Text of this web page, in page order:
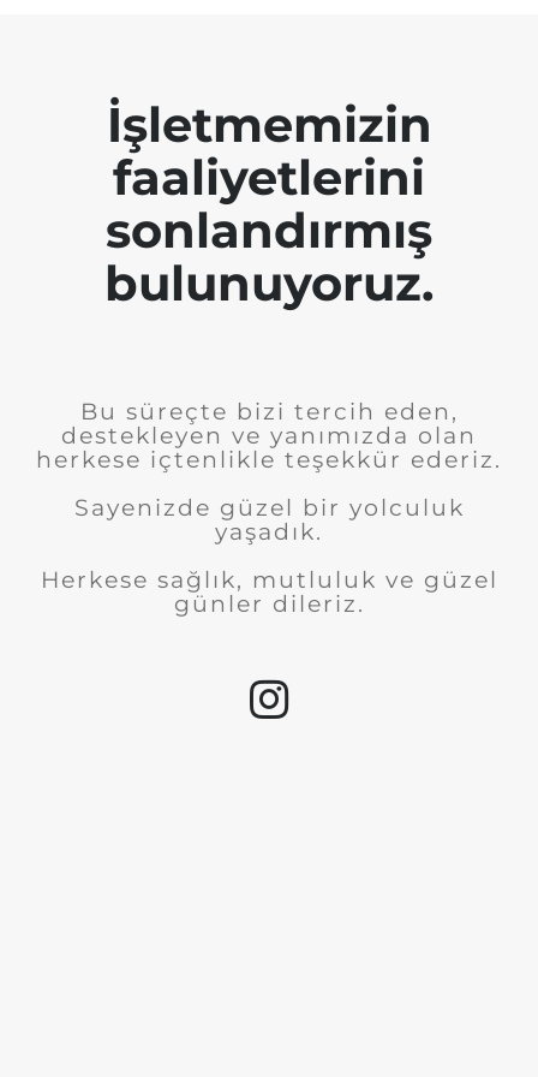
İşletmemizin
faaliyetlerini
sonlandırmış
bulunuyoruz.
Bu süreçte bizi tercih eden,
destekleyen ve yanımızda olan
herkese içtenlikle teşekkür ederiz.
Sayenizde güzel bir yolculuk
yaşadık.
Herkese sağlık, mutluluk ve güzel
günler dileriz.